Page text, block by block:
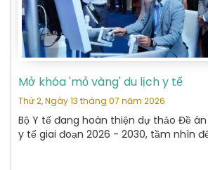
Mở khóa 'mỏ vàng' du lịch y tế
Thứ 2, Ngày 13 tháng 07 năm 2026
Bộ Y tế đang hoàn thiện dự thảo Đề
y tế giai đoạn 2026 - 2030, tầm nhìn
tiêu tới năm 2030, VN trở thành điểm
khỏe uy tín, cạnh tranh trong khu vực